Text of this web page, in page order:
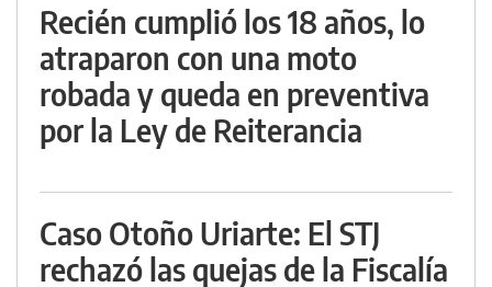
Recién cumplió los 18 años, lo
atraparon con una moto
robada y queda en preventiva
por la Ley de Reiterancia
Caso Otoño Uriarte: El STJ
rechazó las quejas de la Fiscalía